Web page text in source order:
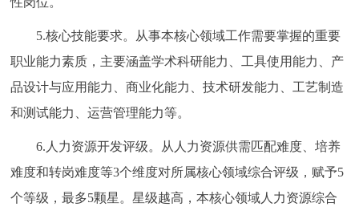
5.核心技能要求。从事本核心领域工作需要掌握的重要
职业能力素质，主要涵盖学术科研能力、工具使用能力、产
品设计与应用能力、商业化能力、技术研发能力、工艺制造
和测试能力、运营管理能力等。
6.人力资源开发评级。从人力资源供需匹配难度、培养
难度和转岗难度等3个维度对所属核心领域综合评级，赋予5
个等级，最多5颗星。星级越高，本核心领域人力资源综合